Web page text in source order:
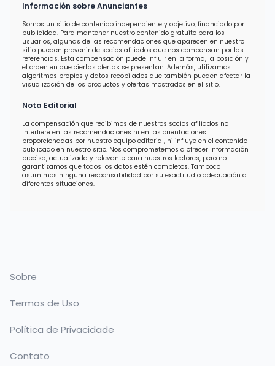
Información sobre Anunciantes
Somos un sitio de contenido independiente y objetivo, financiado por
publicidad. Para mantener nuestro contenido gratuito para los
usuarios, algunas de las recomendaciones que aparecen en nuestro
sitio pueden provenir de socios afiliados que nos compensan por las
referencias. Esta compensación puede influir en la forma, la posición y
el orden en que ciertas ofertas se presentan. Además, utilizamos
algoritmos propios y datos recopilados que también pueden afectar la
visualización de los productos y ofertas mostrados en el sitio.
Nota Editorial
La compensación que recibimos de nuestros socios afiliados no
interfiere en las recomendaciones ni en las orientaciones
proporcionadas por nuestro equipo editorial, ni influye en el contenido
publicado en nuestro sitio. Nos comprometemos a ofrecer información
precisa, actualizada y relevante para nuestros lectores, pero no
garantizamos que todos los datos estén completos. Tampoco
asumimos ninguna responsabilidad por su exactitud o adecuación a
diferentes situaciones.
Sobre
Termos de Uso
Política de Privacidade
Contato